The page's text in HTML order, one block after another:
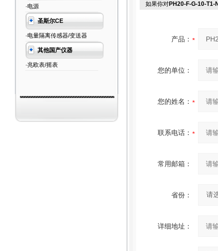
·电源
圣斯尔CE
·电量隔离传感器/变送器
其他国产仪器
·兆欧表/摇表
如果你对PH20-F-G-10-T1-
产品：
您的单位：
您的姓名：
联系电话：
常用邮箱：
省份：
详细地址：